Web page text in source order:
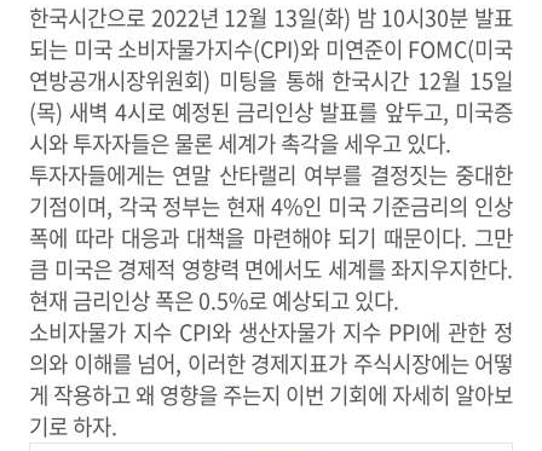
한국시간으로2022년 12월 13일(화) 밤10시30분 발표
되는 미국 소비자물가지수(CPI)와 미연준이 FOMC(미국
연방공개시장위원회) 미팅을 통해 한국시간 12월 15일
(목) 새벽 4시로 예정된 금리인상 발표를 앞두고, 미국증
시와 투자자들은 물론 세계가 촉각을 세우고 있다.
투자자들에게는 연말 산타랠리 여부를 결정짓는 중대한
기점이며, 각국 정부는 현재 4%인 미국 기준금리의 인상
폭에 따라 대응과 대책을 마련해야 되기 때문이다. 그만
큼 미국은 경제적 영향력 면에서도 세계를 좌지우지한다.
현재 금리인상 폭은0.5%로 예상되고 있다.
소비자물가 지수 CPI와 생산자물가 지수 PPI에 관한 정
의와 이해를 넘어, 이러한 경제지표가 주식시장에는 어떻
게 작용하고 왜 영향을 주는지 이번 기회에 자세히 알아보
기로 하자.